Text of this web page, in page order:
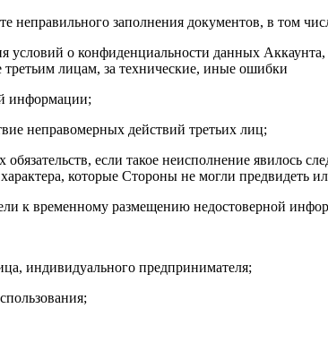
неправильного заполнения документов, в том
условий о конфиденциальности данных
лицам, за технические, иные ошибки
информации;
неправомерных действий третьих лиц;
если такое неисполнение явилось
которые Стороны не могли предвидеть
к временному размещению недостоверной
индивидуального предпринимателя;